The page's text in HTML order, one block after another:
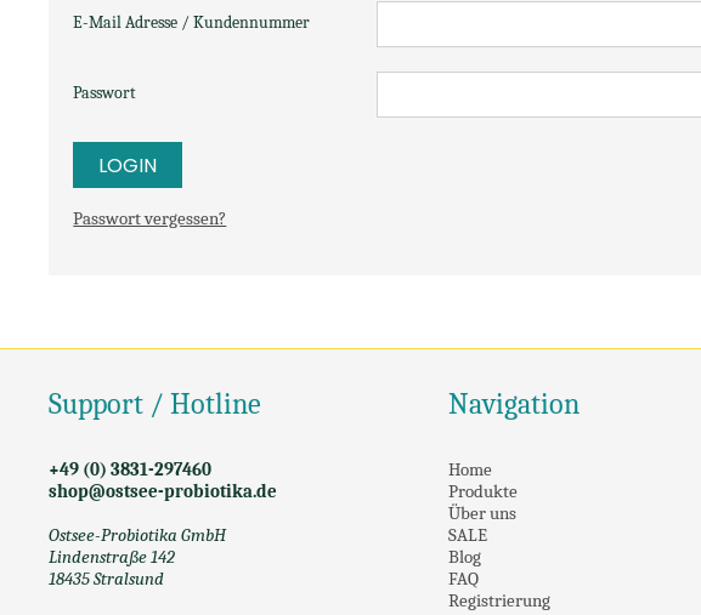
E-Mail Adresse / Kundennummer
Passwort
Passwort vergessen?
Support / Hotline
+49 (0) 3831-297460
shop@ostsee-probiotika.de
Ostsee-Probiotika GmbH
Lindenstraße 142
18435 Stralsund
Navigation
Home
Produkte
Über uns
SALE
Blog
FAQ
Registrierung